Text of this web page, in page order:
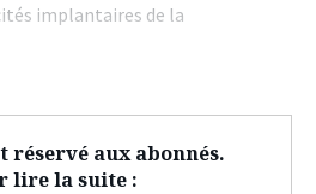
implantaires de la
réservé aux abonnés.
lire la suite :